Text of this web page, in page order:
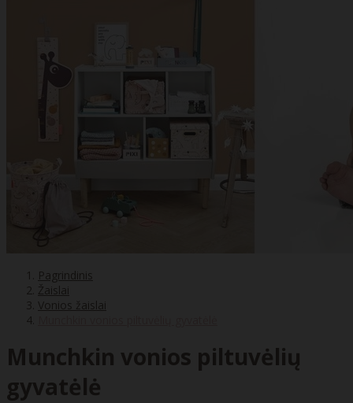
Pagrindinis
Žaislai
Vonios žaislai
Munchkin vonios piltuvėlių
gyvatėlė